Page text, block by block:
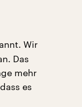
Wir
Das
mehr
es